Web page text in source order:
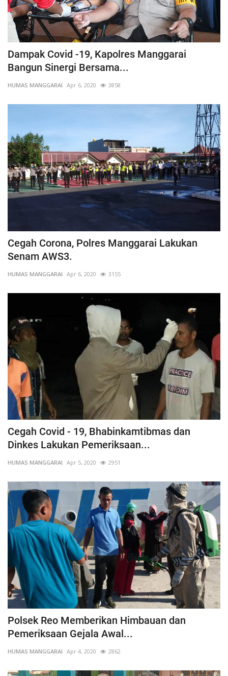
Dampak Covid -19, Kapolres Manggarai
Bangun Sinergi Bersama...
HUMAS MANGGARAI Apr 6, 2020 3858
Cegah Corona, Polres Manggarai Lakukan
Senam AWS3.
HUMAS MANGGARAI Apr 6, 2020 3155
Cegah Covid - 19, Bhabinkamtibmas dan
Dinkes Lakukan Pemeriksaan...
HUMAS MANGGARAI Apr 5, 2020 2951
Polsek Reo Memberikan Himbauan dan
Pemeriksaan Gejala Awal...
HUMAS MANGGARAI Apr 4, 2020 2862